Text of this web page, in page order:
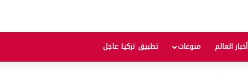
أخبار العالم منوعات تطبيق تركيا عاجل